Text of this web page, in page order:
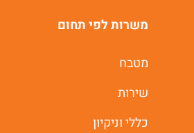
משרות לפי תחום
מטבח
שירות
כללי וניקיון